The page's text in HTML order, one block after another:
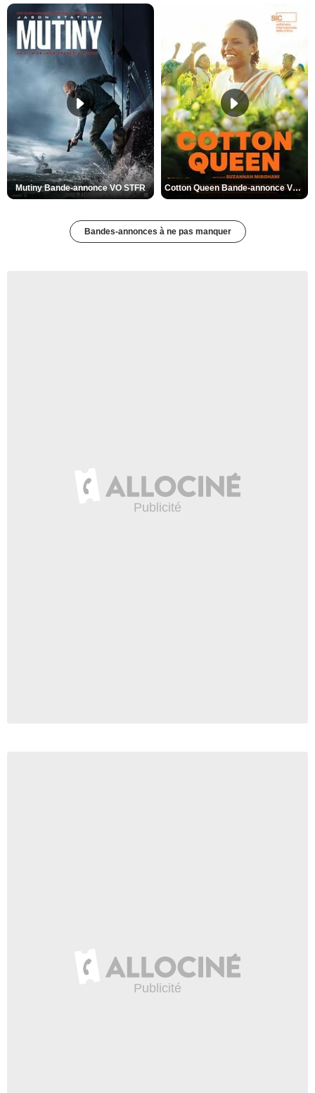
Mutiny Bande-annonce VO STFR Cotton Queen Bande-annonce VO STFR
Bandes-annonces à ne pas manquer